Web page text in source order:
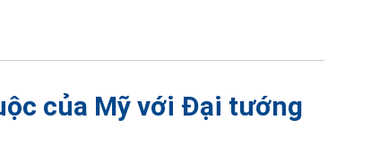
của Mỹ với Đại tướng